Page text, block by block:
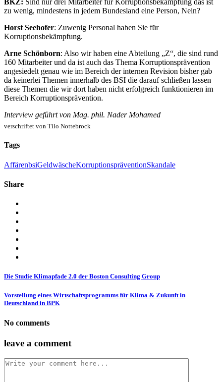
zu wenig, mindestens in jedem Bundesland eine Person, Nein?
Horst Seehofer: Zuwenig Personal haben Sie für
Korruptionsbekämpfung.
Arne Schönborn: Also wir haben eine Abteilung „Z“, die sind rund
160 Mitarbeiter und da ist auch das Thema Korruptionsprävention
angesiedelt genau wie im Bereich der internen Revision bisher gab
da keinerlei Themen innerhalb des BSI die darauf schließen lassen
diese Themen die wir dort haben nicht erfolgreich funktionieren im
Bereich Korruptionsprävention.
Interview geführt von Mag. phil. Nader Mohamed
verschriftet von Tilo Nottebrock
Tags
AffärenbsiGeldwäscheKorruptionspräventionSkandale
Share
Die Studie Klimapfade 2.0 der Boston Consulting Group
Vorstellung eines Wirtschaftsprogramms für Klima & Zukunft in
Deutschland in BPK
No comments
leave a comment